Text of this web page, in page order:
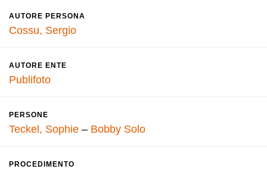
AUTORE PERSONA
Cossu, Sergio
AUTORE ENTE
Publifoto
PERSONE
Teckel, Sophie – Bobby Solo
PROCEDIMENTO